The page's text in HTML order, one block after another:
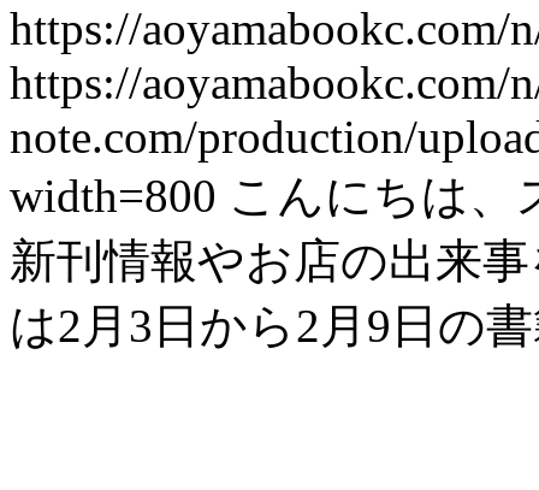
https://aoyamabookc.com/
https://aoyamabookc.com/
note.com/production/
width=800 こんにちは、
新刊情報やお店の出来
は2月3日から2月9日の